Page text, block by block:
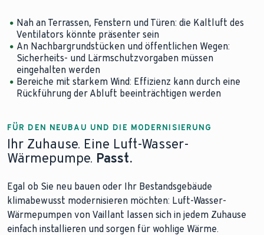
Nah an Terrassen, Fenstern und Türen: die Kaltluft des
Ventilators könnte präsenter sein
An Nachbargrundstücken und öffentlichen Wegen:
Sicherheits- und Lärmschutzvorgaben müssen
eingehalten werden
Bereiche mit starkem Wind: Effizienz kann durch eine
Rückführung der Abluft beeinträchtigen werden
FÜR DEN NEUBAU UND DIE MODERNISIERUNG
Ihr Zuhause. Eine Luft-Wasser-
Wärmepumpe. Passt.
Egal ob Sie neu bauen oder Ihr Bestandsgebäude
klimabewusst modernisieren möchten: Luft-Wasser-
Wärmepumpen von Vaillant lassen sich in jedem Zuhause
einfach installieren und sorgen für wohlige Wärme.